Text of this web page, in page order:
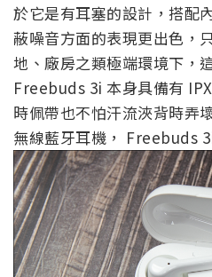
於它是有耳塞的設計，搭配
蔽噪音方面的表現更出色，
地、廠房之類極端環境下，
Freebuds 3i 本身具備有
時佩帶也不怕汗流浹背時弄
無線藍牙耳機， Freebuds